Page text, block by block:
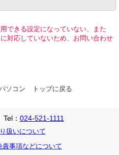
できる設定になっていない、また
対応していないため、お問い合わせ
ソコン トップに戻る
Tel： 024-521-1111
扱いについて
責事項などについて